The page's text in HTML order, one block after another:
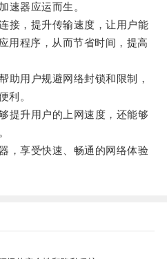
器应运而生。
，提升传输速度，让用户能
用程序，从而节省时间，提高
用户规避网络封锁和限制，
利。
升用户的上网速度，还能够
享受快速、畅通的网络体验